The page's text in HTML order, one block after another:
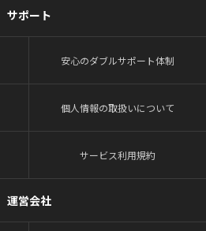
サポート
安心のダブルサポート体制
個人情報の取扱いについて
サービス利用規約
運営会社